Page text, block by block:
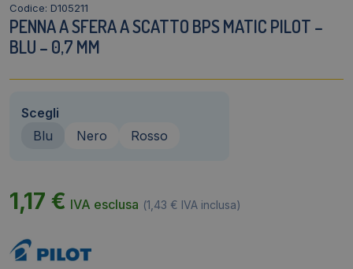
Codice: D105211
PENNA A SFERA A SCATTO BPS MATIC PILOT –
BLU – 0,7 MM
Scegli
Blu
Nero Rosso
1,17 € IVA esclusa (1,43 € IVA inclusa)